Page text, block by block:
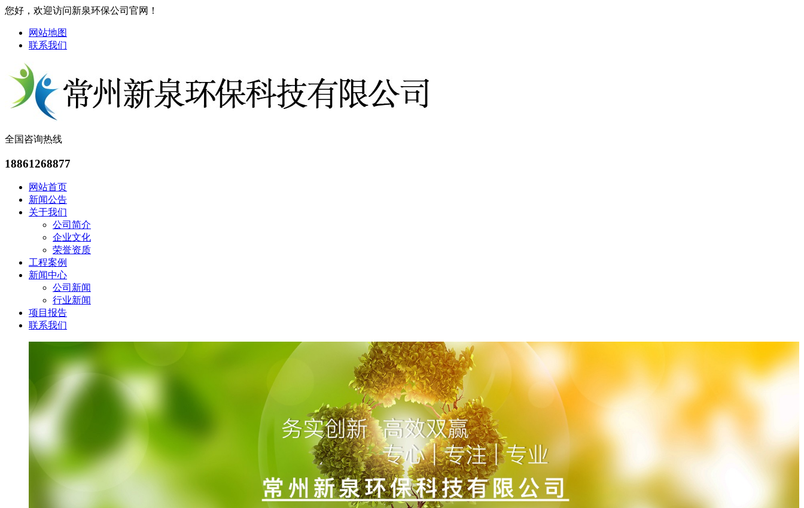
您好，欢迎访问新泉环保公司官网！
网站地图
联系我们
全国咨询热线
18861268877
网站首页
新闻公告
关于我们
公司简介
企业文化
荣誉资质
工程案例
新闻中心
公司新闻
行业新闻
项目报告
联系我们